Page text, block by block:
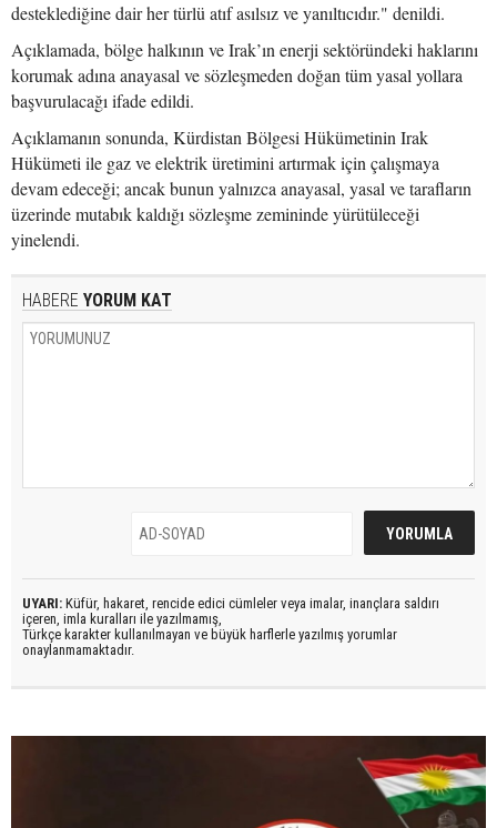
desteklediğine dair her türlü atıf asılsız ve yanıltıcıdır." denildi.
Açıklamada, bölge halkının ve Irak’ın enerji sektöründeki haklarını
korumak adına anayasal ve sözleşmeden doğan tüm yasal yollara
başvurulacağı ifade edildi.
Açıklamanın sonunda, Kürdistan Bölgesi Hükümetinin Irak
Hükümeti ile gaz ve elektrik üretimini artırmak için çalışmaya
devam edeceği; ancak bunun yalnızca anayasal, yasal ve tarafların
üzerinde mutabık kaldığı sözleşme zemininde yürütüleceği
yinelendi.
HABERE YORUM KAT
UYARI: Küfür, hakaret, rencide edici cümleler veya imalar, inançlara saldırı
içeren, imla kuralları ile yazılmamış,
Türkçe karakter kullanılmayan ve büyük harflerle yazılmış yorumlar
onaylanmamaktadır.